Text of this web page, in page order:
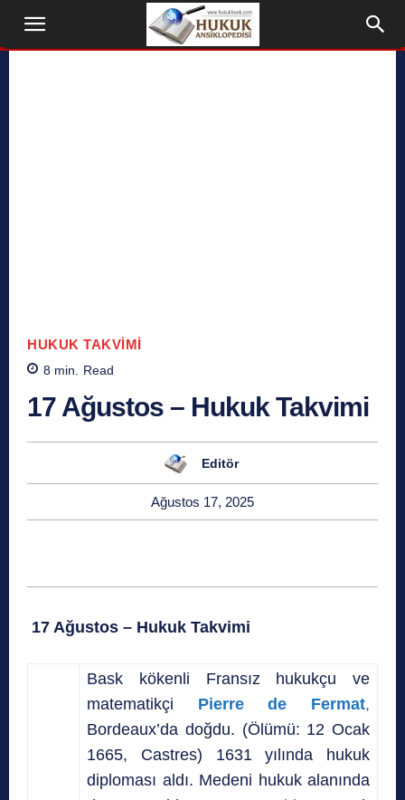
HUKUK TAKVIMI
8 min. Read
17 Ağustos – Hukuk Takvimi
Editör
Ağustos 17, 2025
17 Ağustos – Hukuk Takvimi
Bask kökenli Fransız hukukçu ve
matematikçi Pierre de Fermat,
Bordeaux’da doğdu. (Ölümü: 12 Ocak
1665, Castres) 1631 yılında hukuk
diploması aldı. Medeni hukuk alanında